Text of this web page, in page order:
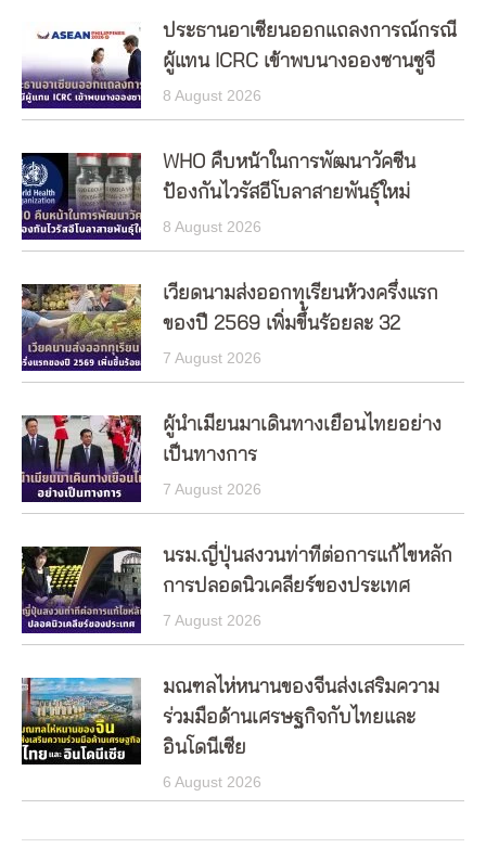
ประธานอาเซียนออกแถลงการณ์กรณี
ผู้แทน ICRC เข้าพบนางอองซานซูจี
8 August 2026
WHO คืบหน้าในการพัฒนาวัคซีน
ป้องกันไวรัสอีโบลาสายพันธุ์ใหม่
8 August 2026
เวียดนามส่งออกทุเรียนห้วงครึ่งแรก
ของปี 2569 เพิ่มขึ้นร้อยละ 32
7 August 2026
ผู้นำเมียนมาเดินทางเยือนไทยอย่าง
เป็นทางการ
7 August 2026
นรม.ญี่ปุ่นสงวนท่าทีต่อการแก้ไขหลัก
การปลอดนิวเคลียร์ของประเทศ
7 August 2026
มณฑลไห่หนานของจีนส่งเสริมความ
ร่วมมือด้านเศรษฐกิจกับไทยและ
อินโดนีเซีย
6 August 2026